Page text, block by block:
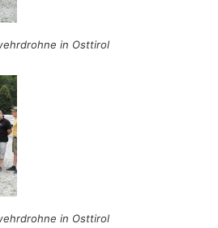
in Osttirol
in Osttirol